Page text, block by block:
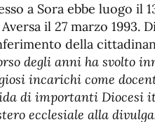
a Sora ebbe luogo il
il 27 marzo 1993.
della
degli anni ha svolto
incarichi come
di importanti Diocesi
ecclesiale alla